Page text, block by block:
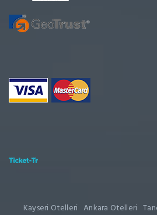
Kayseri Otelleri Ankara Otelleri